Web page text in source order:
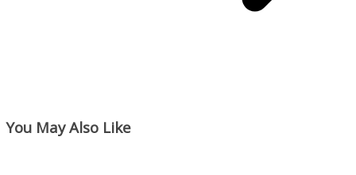
You May Also Like